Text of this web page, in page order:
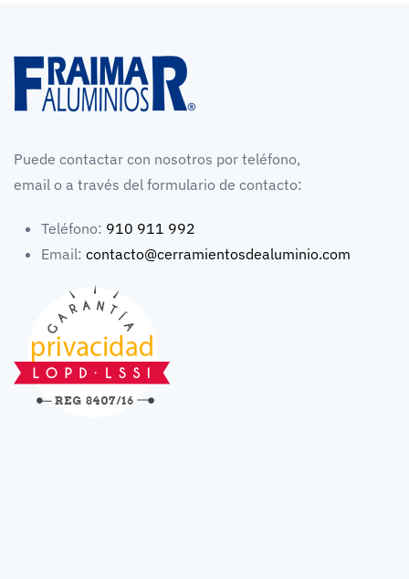
Puede contactar con nosotros por teléfono,
email o a través del formulario de contacto:
Teléfono: 910 911 992
Email: contacto@cerramientosdealuminio.com